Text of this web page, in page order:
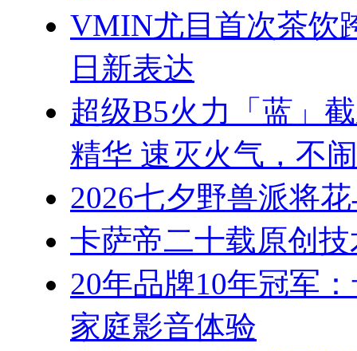
VMIN尤目首次茶饮
日新表达
超级B5火力「蓝」
精华 速灭火气，不
2026七夕野兽派将
卡萨帝二十载原创
20年品牌10年冠军
家庭影音体验